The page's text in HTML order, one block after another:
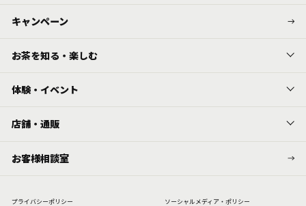
キャンペーン
お茶を知る・楽しむ
体験・イベント
店舗・通販
お客様相談室
プライバシーポリシー ソーシャルメディア・ポリシー